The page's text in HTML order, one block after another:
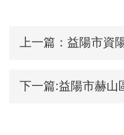
上一篇：益陽
下一篇:益陽市赫山